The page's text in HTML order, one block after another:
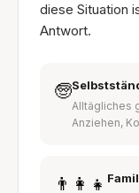
diese Situation
Antwort.
🧓
Alltägliches
Anziehen,
👨‍👩‍👧